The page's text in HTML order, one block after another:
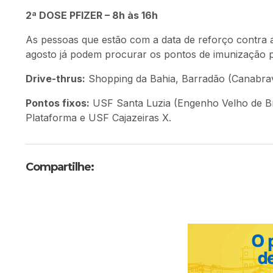
2ª DOSE PFIZER – 8h às 16h
As pessoas que estão com a data de reforço
agosto já podem procurar os pontos de imunização
Drive-thrus: Shopping da Bahia, Barradão
Pontos fixos: USF Santa Luzia (Engenho Velho de
Plataforma e USF Cajazeiras X.
Compartilhe: